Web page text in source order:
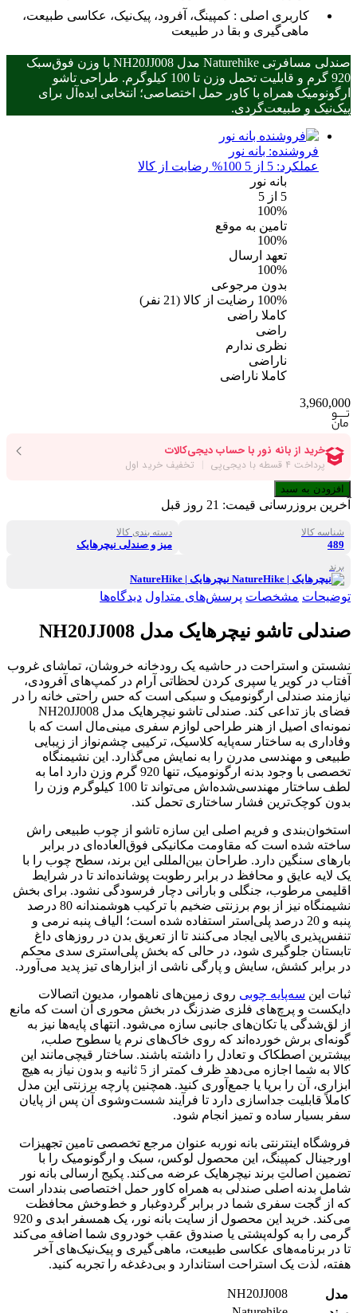
کاربری اصلی : کمپینگ، آفرود، پیک‌نیک، عکاسی طبیعت،
ماهی‌گیری و بقا در طبیعت
صندلی مسافرتی Naturehike مدل NH20JJ008 با وزن فوق‌سبک
920 گرم و قابلیت تحمل وزن تا 100 کیلوگرم. طراحی تاشو
ارگونومیک همراه با کاور حمل اختصاصی؛ انتخابی ایده‌آل برای
پیک‌نیک و طبیعت‌گردی.
فروشنده: بانه نور
عملکرد: 5 از 5
100% رضایت از کالا
بانه نور
5 از 5
100%
تامین به موقع
100%
تعهد ارسال
100%
بدون مرجوعی
100% رضایت از کالا (
21 نفر)
کاملا راضی
راضی
نظری ندارم
ناراضی
کاملا ناراضی
3,960,000
افزودن به سبد
آخرین بروزرسانی قیمت: 21 روز قبل
شناسه کالا
489
دسته بندی کالا
میز و صندلی نیچرهایک
برند
نیچرهایک | NatureHike
توضیحات مشخصات پرسش‌های متداول دیدگاه‌ها
صندلی تاشو نیچرهایک مدل NH20JJ008
نشستن و استراحت در حاشیه یک رودخانه خروشان، تماشای غروب
آفتاب در کویر یا سپری کردن لحظاتی آرام در کمپ‌های آفرودی،
نیازمند صندلی ارگونومیک و سبکی است که حس راحتی خانه را در
فضای باز تداعی کند. صندلی تاشو نیچرهایک مدل NH20JJ008
نمونه‌ای اصیل از هنر طراحی لوازم سفری مینی‌مال است که با
وفاداری به ساختار سه‌پایه کلاسیک، ترکیبی چشم‌نواز از زیبایی
طبیعی و مهندسی مدرن را به نمایش می‌گذارد. این نشیمنگاه
تخصصی با وجود بدنه ارگونومیک، تنها 920 گرم وزن دارد اما به
لطف ساختار مهندسی‌شده‌اش می‌تواند تا 100 کیلوگرم وزن را
بدون کوچک‌ترین فشار ساختاری تحمل کند.
استخوان‌بندی و فریم اصلی این سازه تاشو از چوب طبیعی راش
ساخته شده است که مقاومت مکانیکی فوق‌العاده‌ای در برابر
بارهای سنگین دارد. طراحان بین‌المللی این برند، سطح چوب را با
یک لایه عایق و محافظ در برابر رطوبت پوشانده‌اند تا در شرایط
اقلیمی مرطوب، جنگلی و بارانی دچار فرسودگی نشود. برای بخش
نشیمنگاه نیز از بوم برزنتی ضخیم با ترکیب هوشمندانه 80 درصد
پنبه و 20 درصد پلی‌استر استفاده شده است؛ الیاف پنبه نرمی و
تنفس‌پذیری بالایی ایجاد می‌کنند تا از تعریق بدن در روزهای داغ
تابستان جلوگیری شود، در حالی که بخش پلی‌استری سدی محکم
در برابر کشش، سایش و پارگی ناشی از ابزارهای تیز پدید می‌آورد.
ثبات این سه‌پایه چوبی روی زمین‌های ناهموار، مدیون اتصالات
دایکست و پرچ‌های فلزی ضدزنگ در بخش محوری آن است که مانع
از لق‌شدگی یا تکان‌های جانبی سازه می‌شود. انتهای پایه‌ها نیز به
گونه‌ای برش خورده‌اند که روی خاک‌های نرم یا سطوح صلب،
بیشترین اصطکاک و تعادل را داشته باشند. ساختار قیچی‌مانند این
کالا به شما اجازه می‌دهد ظرف کمتر از 5 ثانیه و بدون نیاز به هیچ
ابزاری، آن را برپا یا جمع‌آوری کنید. همچنین پارچه برزنتی این مدل
کاملاً قابلیت جداسازی دارد تا فرآیند شست‌وشوی آن پس از پایان
سفر بسیار ساده و تمیز انجام شود.
فروشگاه اینترنتی بانه نوربه عنوان مرجع تخصصی تامین تجهیزات
اورجینال کمپینگ، این محصول لوکس، سبک و ارگونومیک را با
تضمین اصالتِ برند نیچرهایک عرضه می‌کند. پکیج ارسالی بانه نور
شامل بدنه اصلی صندلی به همراه کاور حمل اختصاصی بنددار است
که از گجت سفری شما در برابر گردوغبار و خط‌وخش محافظت
می‌کند. خرید این محصول از سایت بانه نور، یک همسفر ابدی و 920
گرمی را به کوله‌پشتی یا صندوق عقب خودروی شما اضافه می‌کند
تا در برنامه‌های عکاسی طبیعت، ماهی‌گیری و پیک‌نیک‌های آخر
هفته، لذت یک استراحت استاندارد و بی‌دغدغه را تجربه کنید.
مدل
NH20JJ008